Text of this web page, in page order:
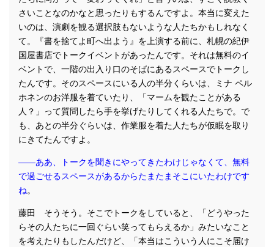
さいことなのかなと思ったりもするんですよ。本当に変えた
いのは、演劇を観る選択肢もないような人たちかもしれなく
て。『書を捨てよ町へ出よう』を上演する前に、札幌の紀伊
国屋書店でトークイベントがあったんです。それは無料のイ
ベントで、一階の出入り口のそばにあるスペースでトークし
たんです。そのスペースにいる人の半分くらいは、ミナ ペル
ホネンのお洋服を着ていたり、「マームを観たことがある
人？」って質問したら手を挙げたりしてくれる人たちで。で
も、あとの半分ぐらいは、作業服を着た人たちが仮眠を取り
にきてたんですよ。
――ああ、トークを聞きにやってきたわけじゃなくて、無料
で過ごせるスペースがあるからたまたまそこにいたわけです
ね。
藤田 そうそう。そこでトークをしていると、「どうやった
らその人たちに一回ぐらい笑ってもらえるか」みたいなこと
を考えたりもしたんだけど、「本当はこういう人にこそ届け